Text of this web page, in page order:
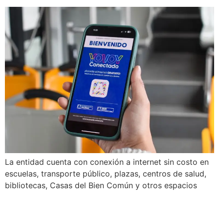
La entidad cuenta con conexión a internet sin costo en
escuelas, transporte público, plazas, centros de salud,
bibliotecas, Casas del Bien Común y otros espacios